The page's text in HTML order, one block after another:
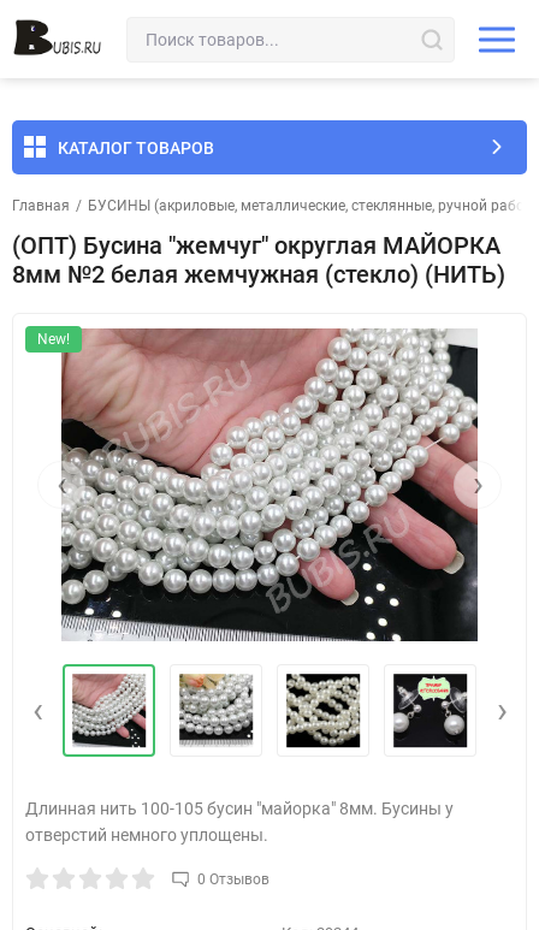
КАТАЛОГ ТОВАРОВ
Главная / БУСИНЫ (акриловые, металлические, стеклянные, ручной
(ОПТ) Бусина "жемчуг" округлая МАЙОРКА
8мм №2 белая жемчужная (стекло) (НИТЬ)
New!
‹ ›
‹ ›
Длинная нить 100-105 бусин "майорка" 8мм. Бусины у
отверстий немного уплощены.
0 Отзывов